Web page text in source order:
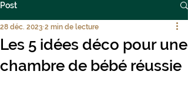
Post
Les 5 idées déco pour une
chambre de bébé réussie
28 déc. 2023 2 min de lecture